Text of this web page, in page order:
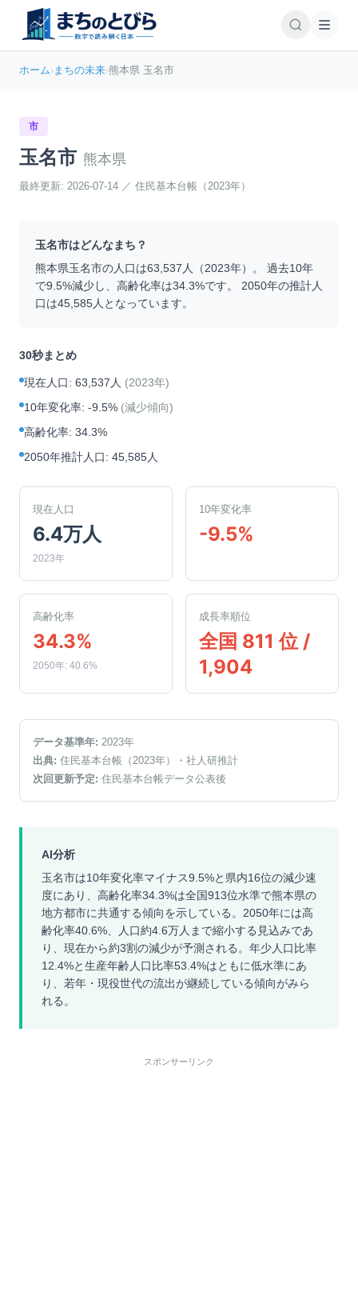
ホーム›まちの未来›熊本県 玉名市
市
玉名市 熊本県
最終更新: 2026-07-14 ／ 住民基本台帳（2023年）
玉名市はどんなまち？
熊本県玉名市の人口は63,537 人（2023年）。 過去10年
で9.5%減少し、高齢化率は34.3%です。 2050年の推計人
口は45,585人となっています。
30秒まとめ
現在人口: 63,537人 (2023年)
10年変化率: -9.5% (減少傾向)
高齢化率: 34.3%
2050年推計人口: 45,585人
現在人口
6.4万人
2023年
10年変化率
-9.5%
高齢化率
34.3%
2050年: 40.6%
成長率順位
全国 811 位 /
1,904
データ基準年: 2023年
出典: 住民基本台帳（2023年）
・社人研推計
次回更新予定: 住民基本台帳データ公表後
AI分析
玉名市は10年変化率マイナス9.5%と県内16位の減少速
度にあり、高齢化率34.3%は全国913位水準で熊本県の
地方都市に共通する傾向を示している。2050年には高
齢化率40.6%、人口約4.6万人まで縮小する見込みであ
り、現在から約3割の減少が予測される。年少人口比率
12.4%と生産年齢人口比率53.4%はともに低水準にあ
り、若年・現役世代の流出が継続している傾向がみら
れる。
スポンサーリンク